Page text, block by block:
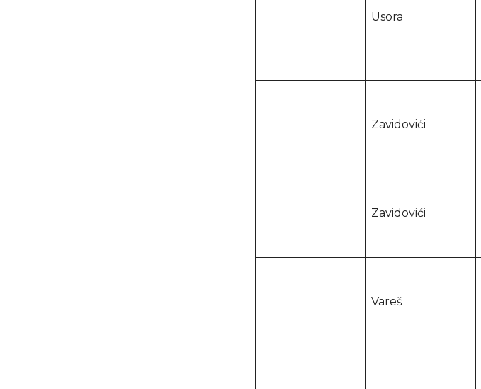
Usora
Zavidovići
Zavidovići
Vareš